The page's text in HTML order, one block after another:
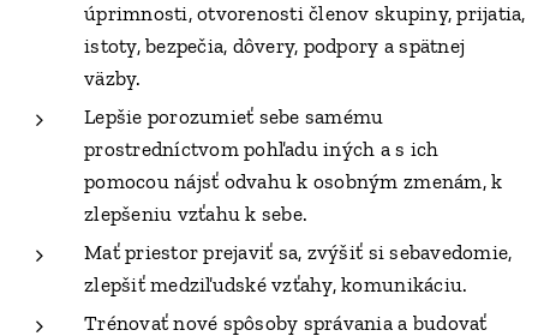
úprimnosti, otvorenosti členov skupiny, prijatia,
istoty, bezpečia, dôvery, podpory a spätnej
väzby.
Lepšie porozumieť sebe samému
prostredníctvom pohľadu iných a s ich
pomocou nájsť odvahu k osobným zmenám, k
zlepšeniu vzťahu k sebe.
Mať priestor prejaviť sa, zvýšiť si sebavedomie,
zlepšiť medziľudské vzťahy, komunikáciu.
Trénovať nové spôsoby správania a budovať